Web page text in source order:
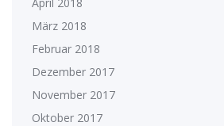
März 2018
Februar 2018
Dezember 2017
November 2017
Oktober 2017